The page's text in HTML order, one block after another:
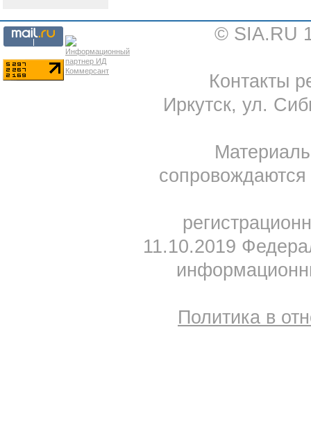
© SIA.RU
Контакты
Иркутск, ул.
11.10.2019
Политика в